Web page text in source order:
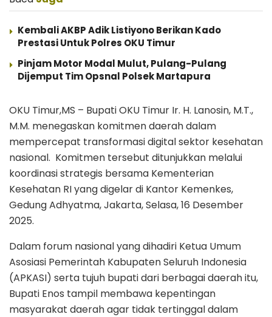
Kembali AKBP Adik Listiyono Berikan Kado
Prestasi Untuk Polres OKU Timur
Pinjam Motor Modal Mulut, Pulang-Pulang
Dijemput Tim Opsnal Polsek Martapura
OKU Timur,MS – Bupati OKU Timur Ir. H. Lanosin, M.T.,
M.M. menegaskan komitmen daerah dalam
mempercepat transformasi digital sektor kesehatan
nasional. Komitmen tersebut ditunjukkan melalui
koordinasi strategis bersama Kementerian
Kesehatan RI yang digelar di Kantor Kemenkes,
Gedung Adhyatma, Jakarta, Selasa, 16 Desember
2025.
Dalam forum nasional yang dihadiri Ketua Umum
Asosiasi Pemerintah Kabupaten Seluruh Indonesia
(APKASI) serta tujuh bupati dari berbagai daerah itu,
Bupati Enos tampil membawa kepentingan
masyarakat daerah agar tidak tertinggal dalam